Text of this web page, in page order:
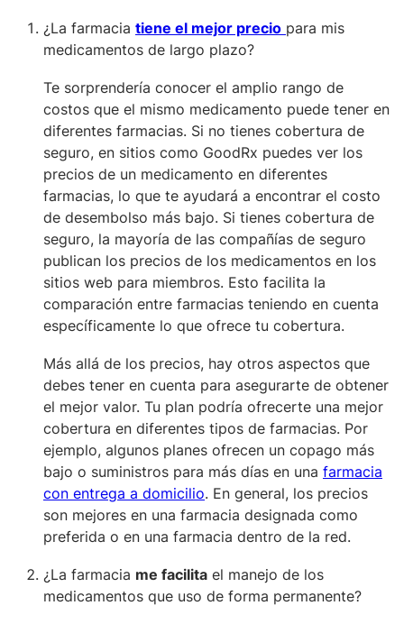
¿La farmacia tiene el mejor precio para mis
medicamentos de largo plazo?
Te sorprendería conocer el amplio rango de
costos que el mismo medicamento puede tener en
diferentes farmacias. Si no tienes cobertura de
seguro, en sitios como GoodRx puedes ver los
precios de un medicamento en diferentes
farmacias, lo que te ayudará a encontrar el costo
de desembolso más bajo. Si tienes cobertura de
seguro, la mayoría de las compañías de seguro
publican los precios de los medicamentos en los
sitios web para miembros. Esto facilita la
comparación entre farmacias teniendo en cuenta
específicamente lo que ofrece tu cobertura.
Más allá de los precios, hay otros aspectos que
debes tener en cuenta para asegurarte de obtener
el mejor valor. Tu plan podría ofrecerte una mejor
cobertura en diferentes tipos de farmacias. Por
ejemplo, algunos planes ofrecen un copago más
bajo o suministros para más días en una farmacia
con entrega a domicilio. En general, los precios
son mejores en una farmacia designada como
preferida o en una farmacia dentro de la red.
¿La farmacia me facilita el manejo de los
medicamentos que uso de forma permanente?